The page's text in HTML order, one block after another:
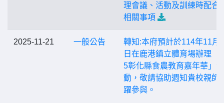
理會議、活動及訓練時配合
相關事項
2025-11-21 一般公告
轉知:本府預計於114年11月
日在鹿港鎮立體育場辦理「
5彰化縣食農教育嘉年華」活
動，敬請協助週知貴校親師
躍參與。